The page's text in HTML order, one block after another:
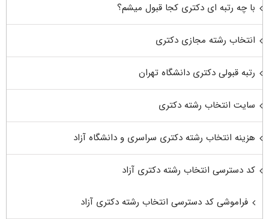
با چه رتبه ای دکتری کجا قبول میشم؟
انتخاب رشته مجازی دکتری
رتبه قبولی دکتری دانشگاه تهران
سایت انتخاب رشته دکتری
هزینه انتخاب رشته دکتری سراسری و دانشگاه آزاد
کد دسترسی انتخاب رشته دکتری آزاد
فراموشی کد دسترسی انتخاب رشته دکتری آزاد